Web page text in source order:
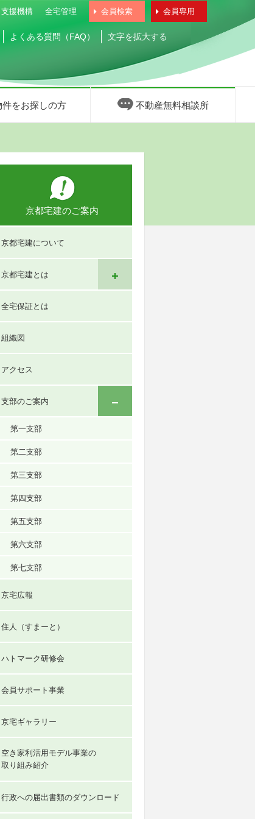
援機構 全宅管理 会員検索 会員専用
よくある質問（FAQ） 文字を拡大する
件をお探しの方 不動産無料相談所
京都宅建のご案内
京都宅建について
京都宅建とは
全宅保証とは
組織図
アクセス
支部のご案内
第一支部
第二支部
第三支部
第四支部
第五支部
第六支部
第七支部
京宅広報
住人（すまーと）
ハトマーク研修会
会員サポート事業
京宅ギャラリー
空き家利活用モデル事業の
取り組み紹介
行政への届出書類のダウンロード